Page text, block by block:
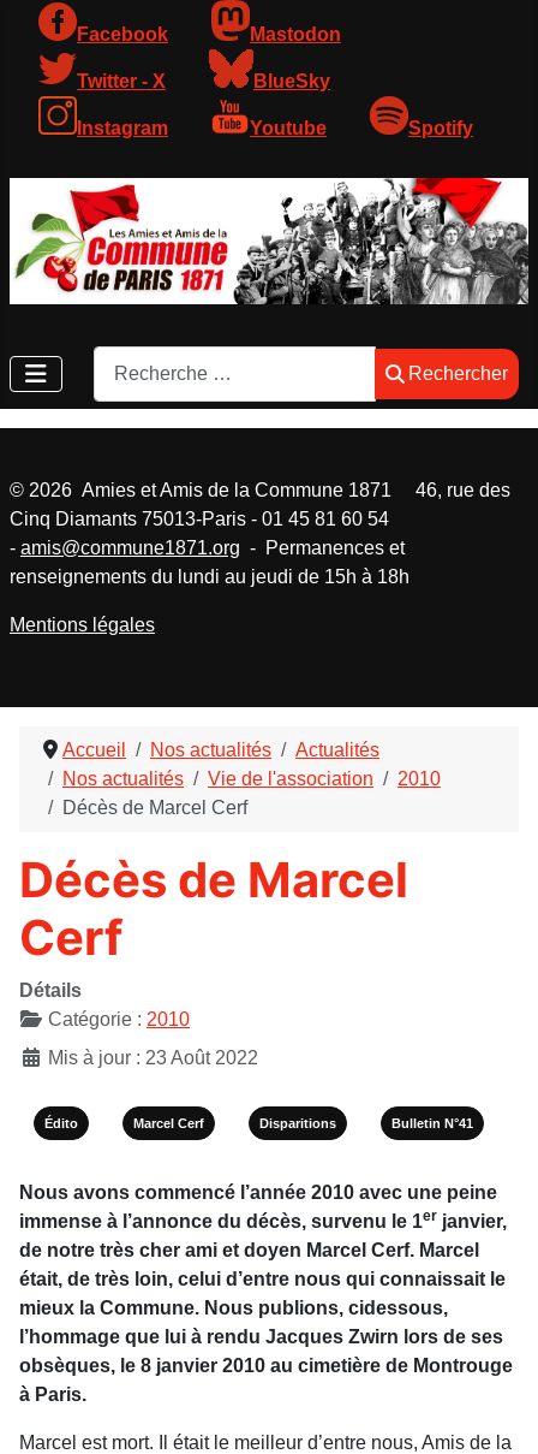
Facebook Mastodon
Twitter - X BlueSky
Instagram Youtube Spotify
Rechercher
Rechercher
Accueil Nos actualités
Actualités
Nos actualités
Vie de l'association
2010
Décès de Marcel Cerf
Décès de Marcel
Cerf
Détails
Catégorie : 2010
Mis à jour : 23 Août 2022
Édito Marcel Cerf Disparitions Bulletin N°41
Nous avons commencé l’année 2010 avec une peine
immense à l’annonce du décès, survenu le 1er janvier,
de notre très cher ami et doyen Marcel Cerf. Marcel
était, de très loin, celui d’entre nous qui connaissait le
mieux la Commune. Nous publions, cidessous,
l’hommage que lui à rendu Jacques Zwirn lors de ses
obsèques, le 8 janvier 2010 au cimetière de Montrouge
à Paris.
Marcel est mort. Il était le meilleur d’entre nous, Amis de la
© 2026 Amies et Amis de la Commune 1871 46, rue des
Cinq Diamants 75013-Paris - 01 45 81 60 54
- amis@commune1871.org - Permanences et
renseignements du lundi au jeudi de 15h à 18h
Mentions légales